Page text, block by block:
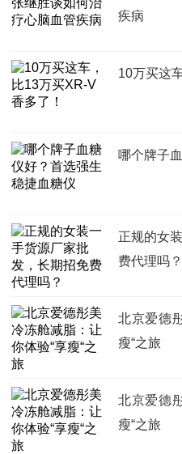
疾病
10万买这
哪个牌子
正规的女
费代理吗？
北京爱德
瘦“之旅
北京爱德
瘦“之旅